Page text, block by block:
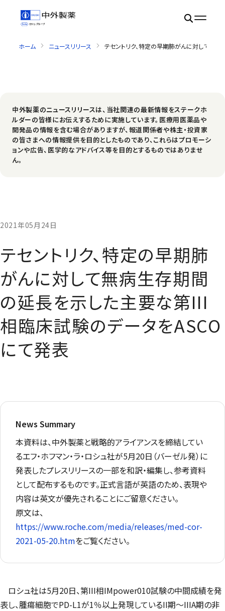
ホーム ニュースリリース テセントリク、特定の早期肺がんに対して無
中外製薬のニュースリリースは、当社関連の最新情報をステークホ
ルダーの皆様にお伝えするために実施しています。医療用医薬品や
開発品の情報を含む場合がありますが、報道関係者や株主・投資家
の皆さまへの情報提供を目的としたものであり、これらはプロモーシ
ョンや広告、医学的なアドバイス等を目的とするものではありませ
ん。
2021年05月24日
テセントリク、特定の早期肺
がんに対して無病生存期間
の延長を示した主要な第III
相臨床試験のデータをASCO
にて発表
News Summary
本資料は、中外製薬と戦略的アライアンスを締結してい
るエフ・ホフマン・ラ・ロシュ社が5月20日（バーゼル発）に
発表したプレスリリースの一部を和訳・編集し、参考資料
として配布するものです。正式言語が英語のため、表現や
内容は英文が優先されることにご留意ください。
原文は、
https://www.roche.com/media/releases/med-cor-
2021-05-20.htmをご覧ください。
ロシュ社は5月20日、第III相IMpower010試験の中間成績を発
表し、腫瘍細胞でPD-L1が1％以上発現しているII期～IIIA期の非